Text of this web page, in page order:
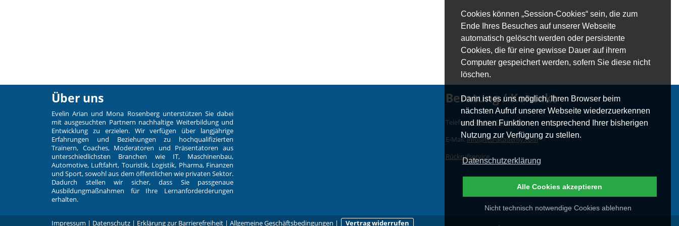
Cookies können „Session-Cookies“ sein, die zum
Ende Ihres Besuches auf unserer Webseite
automatisch gelöscht werden oder persistente
Cookies, die für eine gewisse Dauer auf ihrem
Computer gespeichert werden, sofern Sie diese nicht
löschen.
Dann ist es uns möglich, Ihren Browser beim
nächsten Aufruf unserer Webseite wiederzuerkennen
und Ihnen Funktionen entsprechend Ihrer bisherigen
Nutzung zur Verfügung zu stellen.
Datenschutzerklärung
Nicht technisch notwendige Cookies ablehnen
Alle Cookies akzeptieren
Über uns
Evelin Arian und Mona Rosenberg unterstützen Sie dabei
mit ausgesuchten Partnern nachhaltige Weiterbildung und
Entwicklung zu erzielen. Wir verfügen über langjährige
Erfahrungen und Beziehungen zu hochqualifizierten
Trainern, Coaches, Moderatoren und Präsentatoren aus
unterschiedlichsten Branchen wie IT, Maschinenbau,
Automotive, Luftfahrt, Touristik, Logistik, Pharma, Finanzen
und Sport, sowohl aus dem öffentlichen wie privaten Sektor.
Dadurch stellen wir sicher, dass Sie passgenaue
Ausbildungmaßnahmen für Ihre Lernanforderderungen
erhalten.
Beratung / Kontakt
Telefon:+49 89 215524500
E-Mail:info@tcd-academy.com
Rückrufservice
Impressum | Datenschutz | Erklärung zur Barrierefreiheit | Allgemeine Geschäftsbedingungen | Vertrag widerrufen